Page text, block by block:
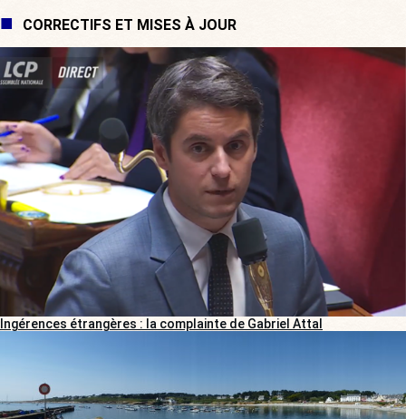
CORRECTIFS ET MISES À JOUR
Ingérences étrangères : la complainte de Gabriel Attal